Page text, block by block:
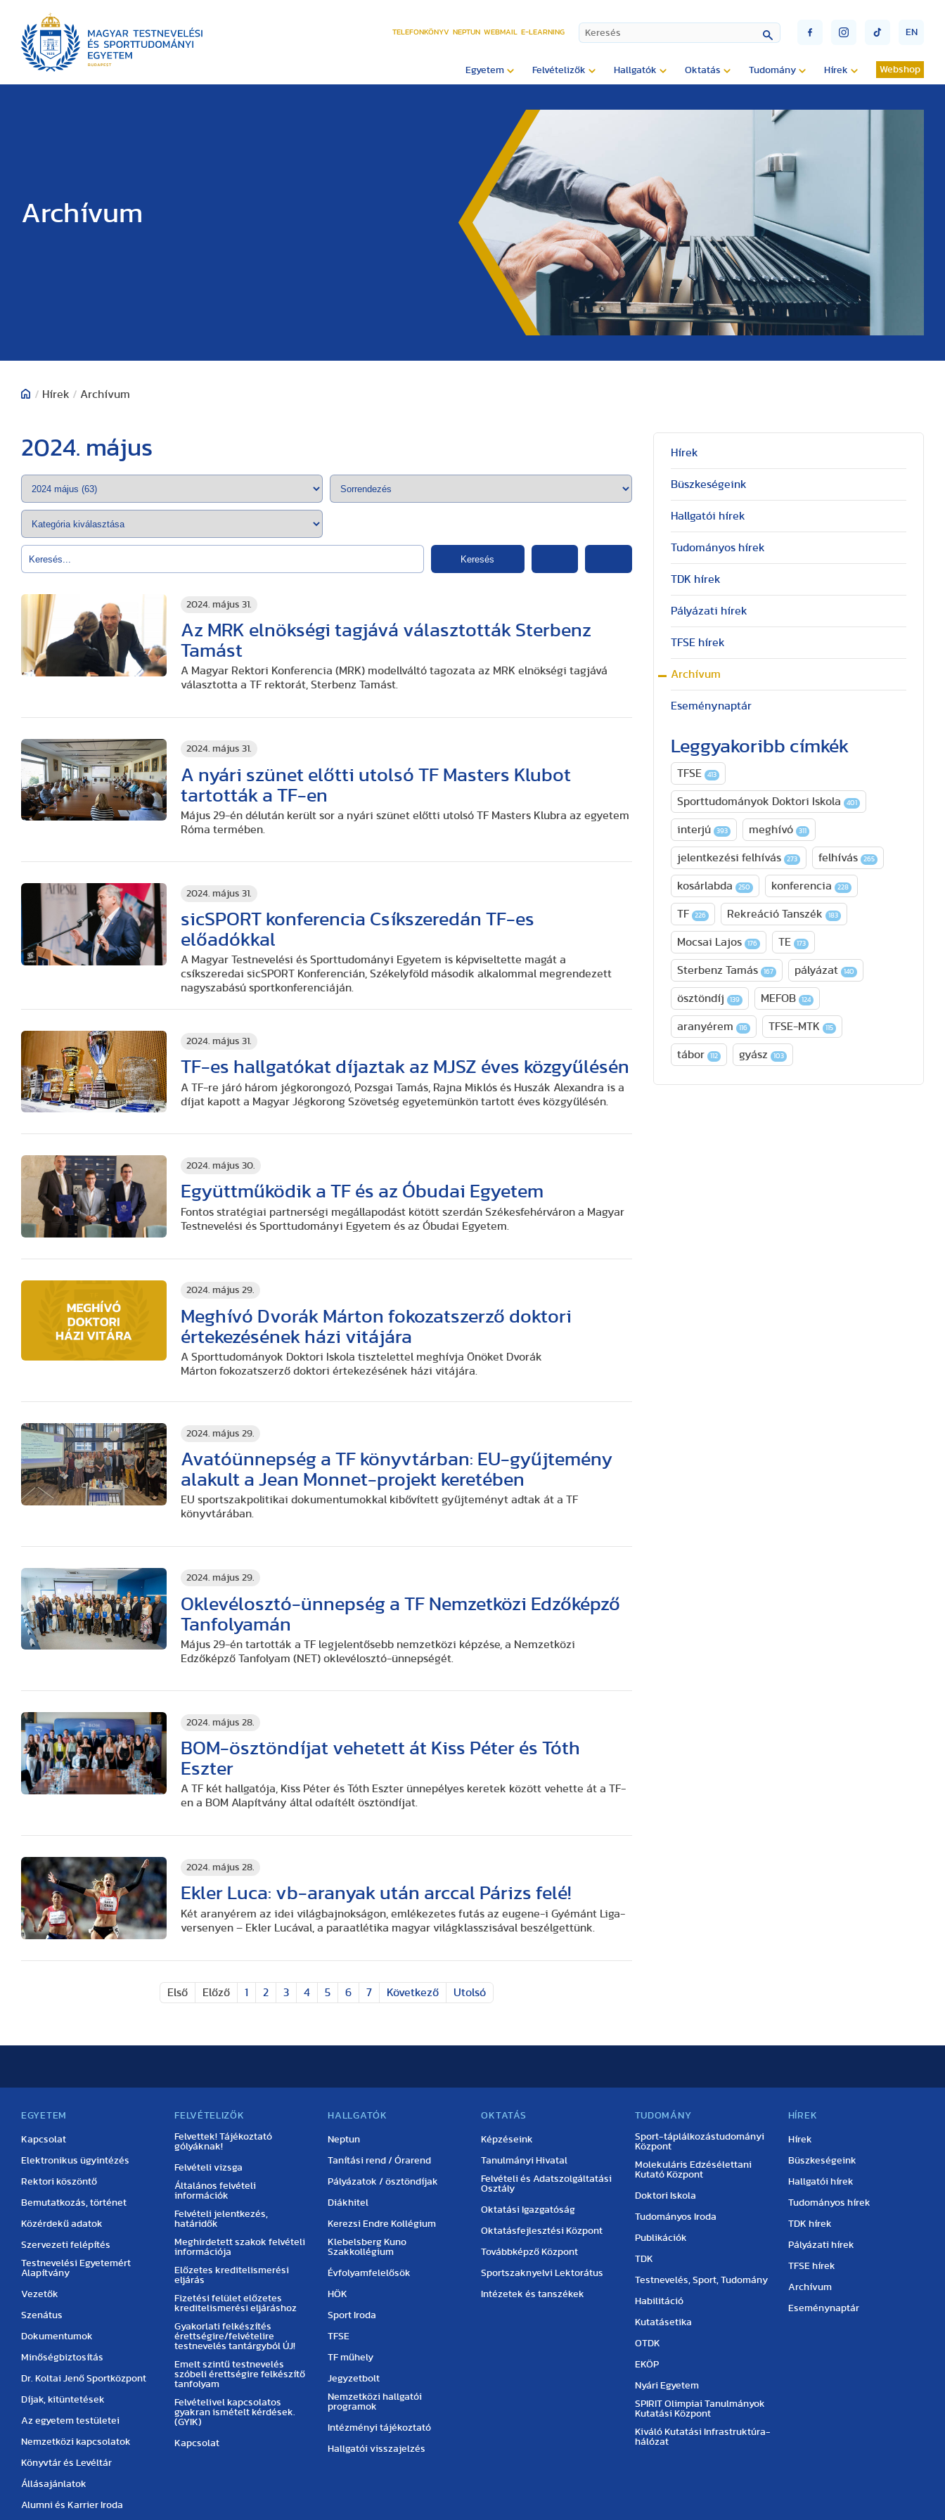
TELEFONKÖNYV NEPTUN WEBMAIL E-LEARNING EN
Egyetem Felvételizők Hallgatók Oktatás Tudomány Hírek Webshop
Archívum
/ Hírek / Archívum
2024. május
Keresés
2024. május 31.
Az MRK elnökségi tagjává választották Sterbenz
Tamást
A Magyar Rektori Konferencia (MRK) modellváltó tagozata az MRK elnökségi tagjává
választotta a TF rektorát, Sterbenz Tamást.
2024. május 31.
A nyári szünet előtti utolsó TF Masters Klubot
tartották a TF-en
Május 29-én délután került sor a nyári szünet előtti utolsó TF Masters Klubra az egyetem
Róma termében.
2024. május 31.
sicSPORT konferencia Csíkszeredán TF-es
előadókkal
A Magyar Testnevelési és Sporttudományi Egyetem is képviseltette magát a
csíkszeredai sicSPORT Konferencián, Székelyföld második alkalommal megrendezett
nagyszabású sportkonferenciáján.
2024. május 31.
TF-es hallgatókat díjaztak az MJSZ éves közgyűlésén
A TF-re járó három jégkorongozó, Pozsgai Tamás, Rajna Miklós és Huszák Alexandra is a
díjat kapott a Magyar Jégkorong Szövetség egyetemünkön tartott éves közgyűlésén.
2024. május 30.
Együttműködik a TF és az Óbudai Egyetem
Fontos stratégiai partnerségi megállapodást kötött szerdán Székesfehérváron a Magyar
Testnevelési és Sporttudományi Egyetem és az Óbudai Egyetem.
2024. május 29.
Meghívó Dvorák Márton fokozatszerző doktori
értekezésének házi vitájára
A Sporttudományok Doktori Iskola tisztelettel meghívja Önöket Dvorák
Márton fokozatszerző doktori értekezésének házi vitájára.
2024. május 29.
Avatóünnepség a TF könyvtárban: EU-gyűjtemény
alakult a Jean Monnet-projekt keretében
EU sportszakpolitikai dokumentumokkal kibővített gyűjteményt adtak át a TF
könyvtárában.
2024. május 29.
Oklevélosztó-ünnepség a TF Nemzetközi Edzőképző
Tanfolyamán
Május 29-én tartották a TF legjelentősebb nemzetközi képzése, a Nemzetközi
Edzőképző Tanfolyam (NET) oklevélosztó-ünnepségét.
2024. május 28.
BOM-ösztöndíjat vehetett át Kiss Péter és Tóth
Eszter
A TF két hallgatója, Kiss Péter és Tóth Eszter ünnepélyes keretek között vehette át a TF-
en a BOM Alapítvány által odaítélt ösztöndíjat.
2024. május 28.
Ekler Luca: vb-aranyak után arccal Párizs felé!
Két aranyérem az idei világbajnokságon, emlékezetes futás az eugene-i Gyémánt Liga-
versenyen – Ekler Lucával, a paraatlétika magyar világklasszisával beszélgettünk.
Első Előző 1 2 3 4 5 6 7 Következő Utolsó
Hírek
Büszkeségeink
Hallgatói hírek
Tudományos hírek
TDK hírek
Pályázati hírek
TFSE hírek
Archívum
Eseménynaptár
Leggyakoribb címkék
TFSE 413
Sporttudományok Doktori Iskola 401
interjú 393 meghívó 311
jelentkezési felhívás 273 felhívás 265
kosárlabda 250 konferencia 228
TF 226 Rekreáció Tanszék 183
Mocsai Lajos 176 TE 173
Sterbenz Tamás 167 pályázat 140
ösztöndíj 139 MEFOB 124
aranyérem 116 TFSE-MTK 115
tábor 112 gyász 103
EGYETEM
Kapcsolat
Elektronikus ügyintézés
Rektori köszöntő
Bemutatkozás, történet
Közérdekű adatok
Szervezeti felépítés
Testnevelési Egyetemért
Alapítvány
Vezetők
Szenátus
Dokumentumok
Minőségbiztosítás
Dr. Koltai Jenő Sportközpont
Díjak, kitüntetések
Az egyetem testületei
Nemzetközi kapcsolatok
Könyvtár és Levéltár
Állásajánlatok
Alumni és Karrier Iroda
FELVÉTELIZŐK
Felvettek! Tájékoztató
gólyáknak!
Felvételi vizsga
Általános felvételi
információk
Felvételi jelentkezés,
határidők
Meghirdetett szakok felvételi
információja
Előzetes kreditelismerési
eljárás
Fizetési felület előzetes
kreditelismerési eljáráshoz
Gyakorlati felkészítés
érettségire/felvételire
testnevelés tantárgyból ÚJ!
Emelt szintű testnevelés
szóbeli érettségire felkészítő
tanfolyam
Felvételivel kapcsolatos
gyakran ismételt kérdések.
(GYIK)
Kapcsolat
HALLGATÓK
Neptun
Tanítási rend / Órarend
Pályázatok / ösztöndíjak
Diákhitel
Kerezsi Endre Kollégium
Klebelsberg Kuno
Szakkollégium
Évfolyamfelelősök
HÖK
Sport Iroda
TFSE
TF műhely
Jegyzetbolt
Nemzetközi hallgatói
programok
Intézményi tájékoztató
Hallgatói visszajelzés
OKTATÁS
Képzéseink
Tanulmányi Hivatal
Felvételi és Adatszolgáltatási
Osztály
Oktatási Igazgatóság
Oktatásfejlesztési Központ
Továbbképző Központ
Sportszaknyelvi Lektorátus
Intézetek és tanszékek
TUDOMÁNY
Sport-táplálkozástudományi
Központ
Molekuláris Edzésélettani
Kutató Központ
Doktori Iskola
Tudományos Iroda
Publikációk
TDK
Testnevelés, Sport, Tudomány
Habilitáció
Kutatásetika
OTDK
EKÖP
Nyári Egyetem
SPIRIT Olimpiai Tanulmányok
Kutatási Központ
Kiváló Kutatási Infrastruktúra-
hálózat
HÍREK
Hírek
Büszkeségeink
Hallgatói hírek
Tudományos hírek
TDK hírek
Pályázati hírek
TFSE hírek
Archívum
Eseménynaptár